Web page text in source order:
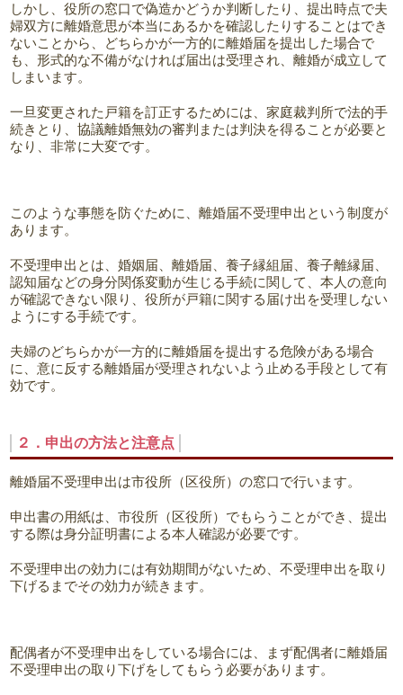
しかし、役所の窓口で偽造かどうか判断したり、提出時点で夫
婦双方に離婚意思が本当にあるかを確認したりすることはでき
ないことから、どちらかが一方的に離婚届を提出した場合で
も、形式的な不備がなければ届出は受理され、離婚が成立して
しまいます。
一旦変更された戸籍を訂正するためには、家庭裁判所で法的手
続きとり、協議離婚無効の審判または判決を得ることが必要と
なり、非常に大変です。
このような事態を防ぐために、離婚届不受理申出という制度が
あります。
不受理申出とは、婚姻届、離婚届、養子縁組届、養子離縁届、
認知届などの身分関係変動が生じる手続に関して、本人の意向
が確認できない限り、役所が戸籍に関する届け出を受理しない
ようにする手続です。
夫婦のどちらかが一方的に離婚届を提出する危険がある場合
に、意に反する離婚届が受理されないよう止める手段として有
効です。
２．申出の方法と注意点
離婚届不受理申出は市役所（区役所）の窓口で行います。
申出書の用紙は、市役所（区役所）でもらうことができ、提出
する際は身分証明書による本人確認が必要です。
不受理申出の効力には有効期間がないため、不受理申出を取り
下げるまでその効力が続きます。
配偶者が不受理申出をしている場合には、まず配偶者に離婚届
不受理申出の取り下げをしてもらう必要があります。